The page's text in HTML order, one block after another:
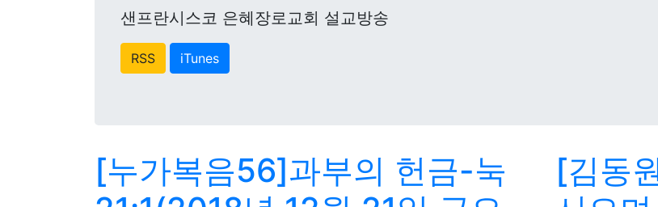
샌프란시스코 은혜장로교회 설교방송
RSS iTunes
[누가복음56]과부의 헌금-눅
[김동